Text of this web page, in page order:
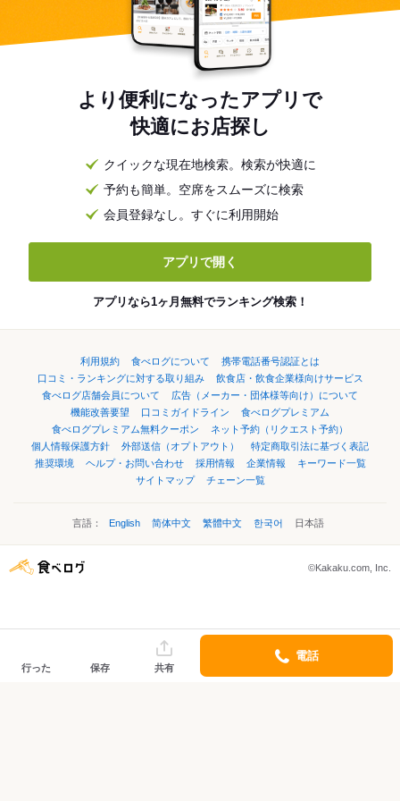
より便利になったアプリで
快適にお店探し
クイックな現在地検索。検索が快適に
予約も簡単。空席をスムーズに検索
会員登録なし。すぐに利用開始
アプリで開く
アプリなら1ヶ月無料でランキング検索！
利用規約 食べログについて
携帯電話番号認証とは
口コミ・ランキングに対する取り組み
飲食店・飲食企業様向けサービス
食べログ店舗会員について
広告（メーカー・団体様等向け）について
機能改善要望
口コミガイドライン
食べログプレミアム
食べログプレミアム無料クーポン
ネット予約（リクエスト予約）
個人情報保護方針
外部送信（オプトアウト）
特定商取引法に基づく表記
推奨環境
ヘルプ・お問い合わせ 採用情報 企業情報
キーワード一覧
サイトマップ
チェーン一覧
言語： English 简体中文 繁體中文 한국어 日本語
©Kakaku.com, Inc.
行った 保存 共有
電話